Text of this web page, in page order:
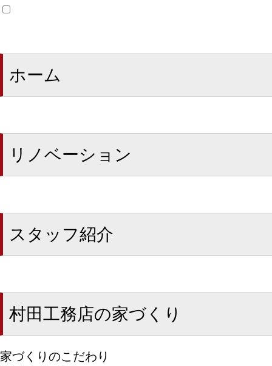
ホーム
リノベーション
スタッフ紹介
村田工務店の家づくり
家づくりのこだわり